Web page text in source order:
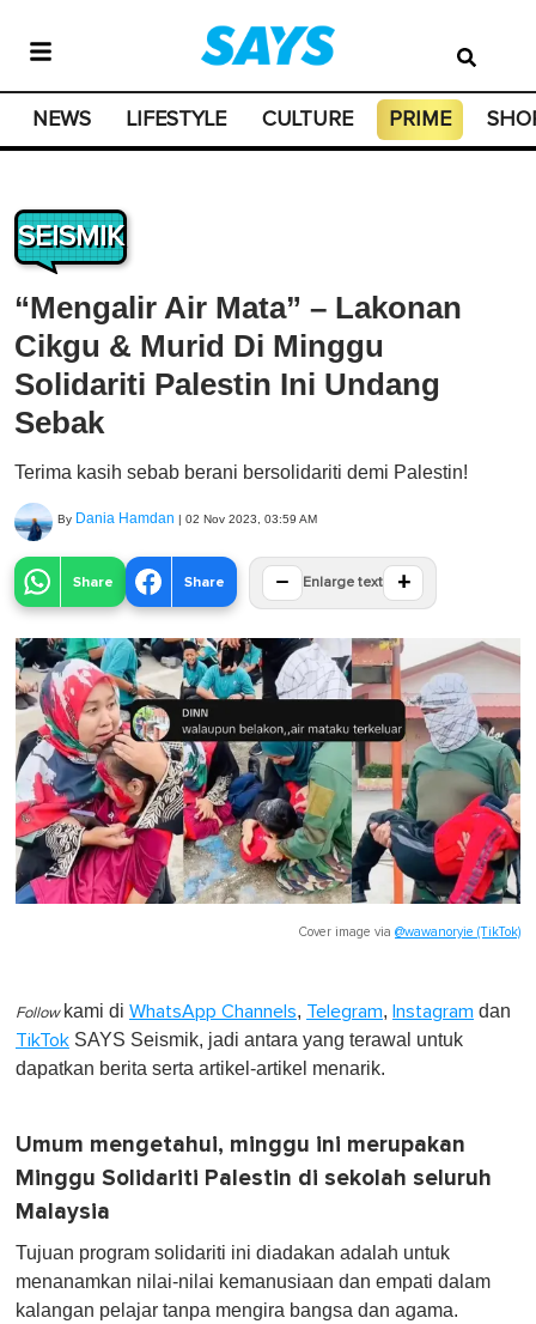
NEWS LIFESTYLE CULTURE PRIME
SEISMIK
“Mengalir Air Mata” – Lakonan
Cikgu & Murid Di Minggu
Solidariti Palestin Ini Undang
Sebak
Terima kasih sebab berani bersolidariti demi Palestin!
By Dania Hamdan | 02 Nov 2023, 03:59 AM
Share Share − Enlarge text +
Cover image via @wawanoryie (TikTok)
Follow kami di WhatsApp Channels, Telegram, Instagram dan
TikTok SAYS Seismik, jadi antara yang terawal untuk
dapatkan berita serta artikel-artikel menarik.
Umum mengetahui, minggu ini merupakan
Minggu Solidariti Palestin di sekolah seluruh
Malaysia
Tujuan program solidariti ini diadakan adalah untuk
menanamkan nilai-nilai kemanusiaan dan empati dalam
kalangan pelajar tanpa mengira bangsa dan agama.